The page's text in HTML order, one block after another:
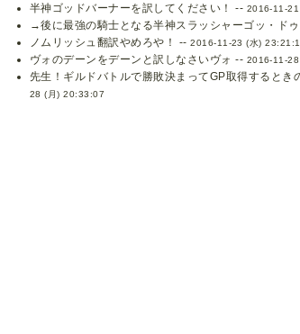
半神ゴッドバーナーを訳してください！ -- 2016-11-
→後に最強の騎士となる半神スラッシャーゴッ・ド
ノムリッシュ翻訳やめろや！ --2016-11-23 (水)
ヴォのデーンをデーンと訳しなさいヴォ -- 2016-11-
先生！ギルドバトルで勝敗決まってGP取得すると
28 (月) 20:33:07